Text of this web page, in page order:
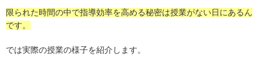
限られた時間の中で指導効率を高める秘密は授業がない日にあるん
です。
では実際の授業の様子を紹介します。